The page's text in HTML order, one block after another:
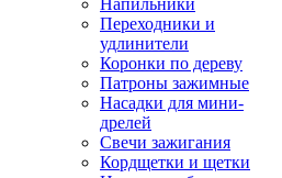
Напильники
Переходники и
удлинители
Коронки по дереву
Патроны зажимные
Насадки для мини-
дрелей
Свечи зажигания
Кордщетки и щетки